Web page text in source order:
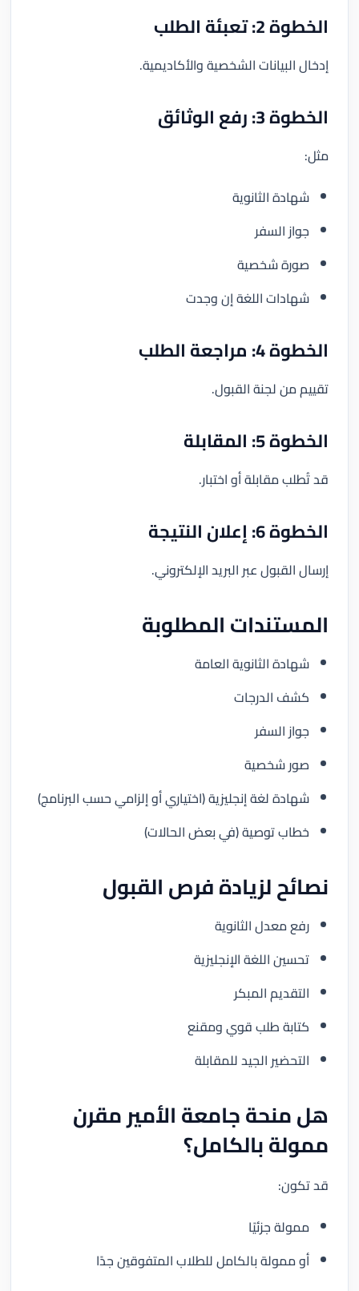
الخطوة 2: تعبئة الطلب
إدخال البيانات الشخصية والأكاديمية.
الخطوة 3: رفع الوثائق
مثل:
شهادة الثانوية
جواز السفر
صورة شخصية
شهادات اللغة إن وجدت
الخطوة 4: مراجعة الطلب
تقييم من لجنة القبول.
الخطوة 5: المقابلة
قد تُطلب مقابلة أو اختبار.
الخطوة 6: إعلان النتيجة
إرسال القبول عبر البريد الإلكتروني.
المستندات المطلوبة
شهادة الثانوية العامة
كشف الدرجات
جواز السفر
صور شخصية
شهادة لغة إنجليزية (اختياري أو إلزامي حسب البرنامج)
خطاب توصية (في بعض الحالات)
نصائح لزيادة فرص القبول
رفع معدل الثانوية
تحسين اللغة الإنجليزية
التقديم المبكر
كتابة طلب قوي ومقنع
التحضير الجيد للمقابلة
هل منحة جامعة الأمير مقرن
ممولة بالكامل؟
قد تكون:
ممولة جزئيًا
أو ممولة بالكامل للطلاب المتفوقين جدًا